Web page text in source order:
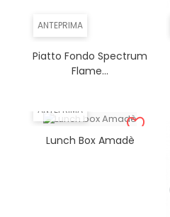
ANTEPRIMA
Piatto Fondo Spectrum
Flame...
ANTEPRIMA
Lunch Box Amadè